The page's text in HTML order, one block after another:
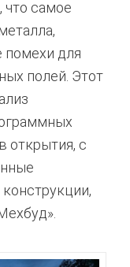
что самое
помехи для
полей. Этот
открытия, с